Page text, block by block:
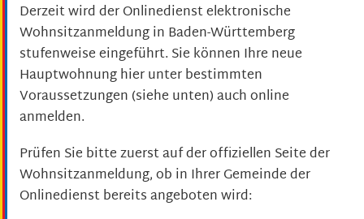
Derzeit wird der Onlinedienst elektronische
Wohnsitzanmeldung in Baden-Württemberg
stufenweise eingeführt. Sie können Ihre neue
Hauptwohnung hier unter bestimmten
Voraussetzungen (siehe unten) auch online
anmelden.
Prüfen Sie bitte zuerst auf der offiziellen Seite der
Wohnsitzanmeldung, ob in Ihrer Gemeinde der
Onlinedienst bereits angeboten wird: